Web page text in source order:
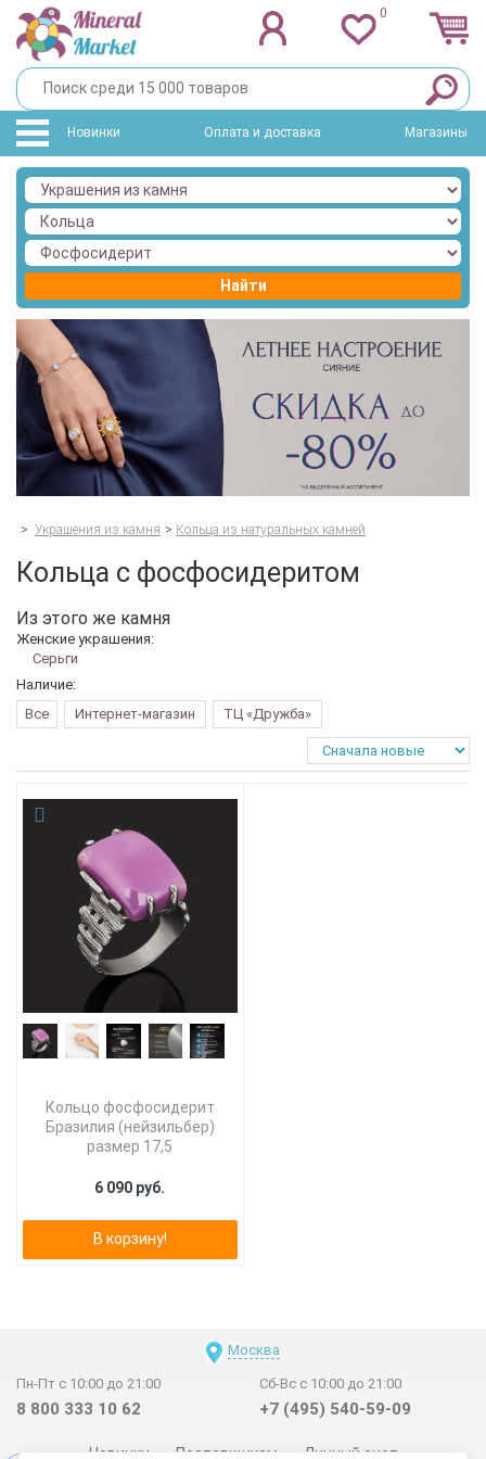
0
Новинки Оплата и доставка Магазины
Найти
> Украшения из камня > Кольца из натуральных камней
Кольца с фосфосидеритом
Из этого же камня
Женские украшения:
Серьги
Наличие:
Все
Интернет-магазин ТЦ «Дружба»
Кольцо фосфосидерит
Бразилия (нейзильбер)
размер 17,5
6 090 руб.
В корзину!
Москва
Пн-Пт с 10:00 до 21:00
8 800 333 10 62
Сб-Вс с 10:00 до 21:00
+7 (495) 540-59-09
Новинки Поставщикам Личный счет